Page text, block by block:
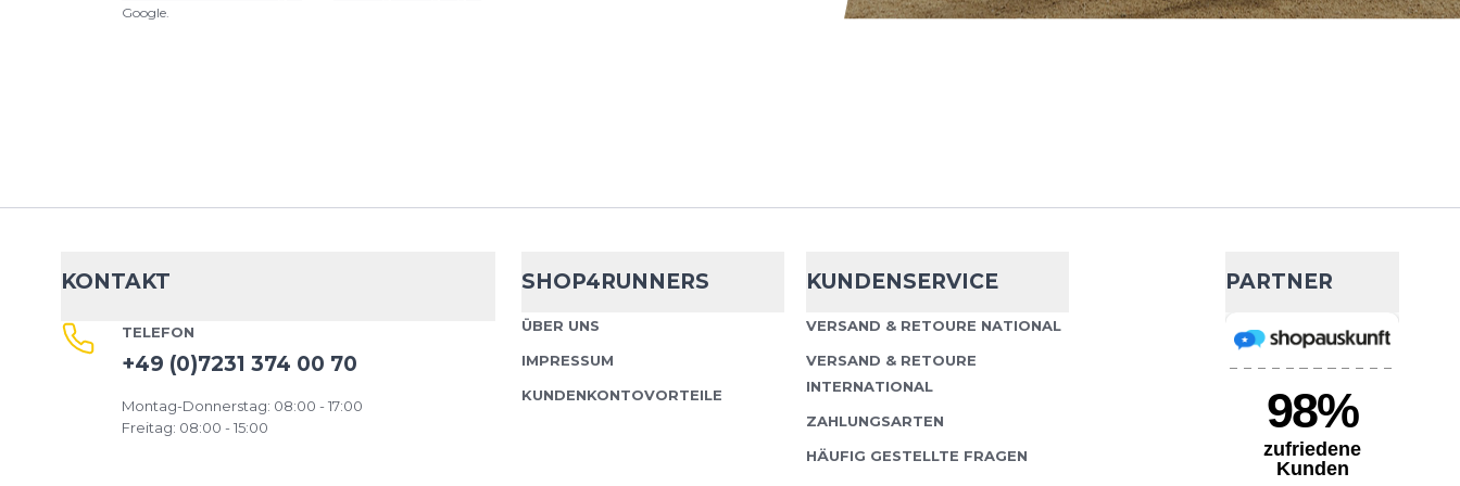
GarminFenix 8 - 43mm
899,99 € 999,99 €
Die f?nix® 8 Multisport-Smartwatch für
erweiterten Krafttr...
IN DEN WARENKORB
Google.
KONTAKT
TELEFON
+49 (0)7231 374 00 70
Montag-Donnerstag: 08:00 - 17:00
Freitag: 08:00 - 15:00
SHOP4RUNNERS
ÜBER UNS
IMPRESSUM
KUNDENKONTOVORTEILE
KUNDENSERVICE
VERSAND & RETOURE NATIONAL
VERSAND & RETOURE
INTERNATIONAL
ZAHLUNGSARTEN
HÄUFIG GESTELLTE FRAGEN
PARTNER